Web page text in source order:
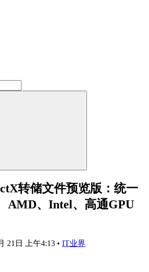
转储文件预览版：统一
AMD、Intel、高通GPU
21日 上午4:13 • IT业界